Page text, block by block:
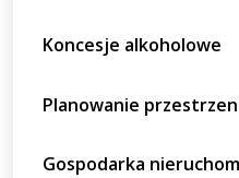
Koncesje alkoholowe
Planowanie
Gospodarka